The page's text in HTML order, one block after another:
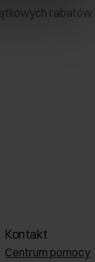
Kontakt
Centrum pomocy